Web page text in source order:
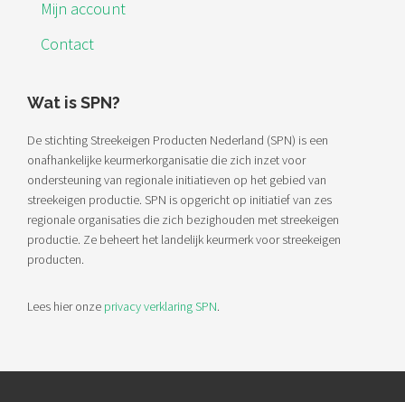
Mijn account
Contact
Wat is SPN?
De stichting Streekeigen Producten Nederland (SPN) is een
onafhankelijke keurmerkorganisatie die zich inzet voor
ondersteuning van regionale initiatieven op het gebied van
streekeigen productie. SPN is opgericht op initiatief van zes
regionale organisaties die zich bezighouden met streekeigen
productie. Ze beheert het landelijk keurmerk voor streekeigen
producten.
Lees hier onze privacy verklaring SPN.